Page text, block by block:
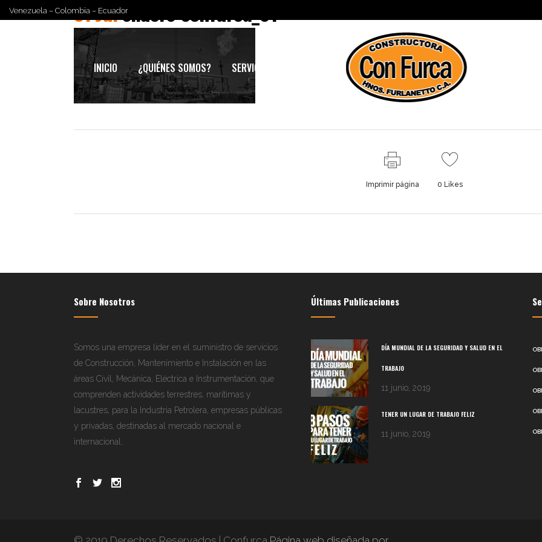
Venezuela – Colombia – Ecuador
INICIO ¿QUIÉNES SOMOS? SERVICIOS
sliders-confurca_01
31 Julsliders-confurca_01
Imprimir página 0 Likes
Sobre Nosotros
Somos una empresa líder en el suministro de servicios
de Construcción, Mantenimiento e Instalación en las
áreas Civil, Mecánica, Eléctrica e Instrumentación, que
comprenden actividades terrestres, marítimas y
lacustres, para la Industria Petrolera, empresas públicas
y privadas, destinadas al mercado nacional e
internacional.
Últimas Publicaciones
DÍA MUNDIAL DE LA SEGURIDAD Y SALUD EN EL
TRABAJO
11 junio, 2019
TENER UN LUGAR DE TRABAJO FELIZ
11 junio, 2019